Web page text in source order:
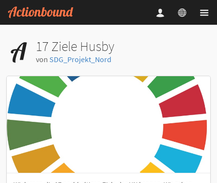
17 Ziele Husby
von SDG_Projekt_Nord